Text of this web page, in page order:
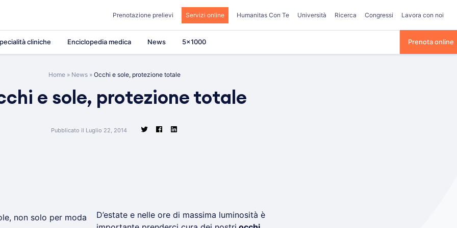
Prenotazione prelievi Servizi online Humanitas Con Te Università Ricerca Congressi Lavora con noi
cliniche Enciclopedia medica News 5×1000 Prenota online
Home» News» Occhi e sole, protezione totale
e sole, protezione totale
Pubblicato il Luglio 22, 2014
D’estate e nelle ore di massima luminosità è